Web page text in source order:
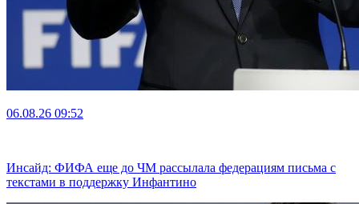
06.08.26 09:52
Инсайд: ФИФА еще до ЧМ рассылала федерациям письма с
текстами в поддержку Инфантино